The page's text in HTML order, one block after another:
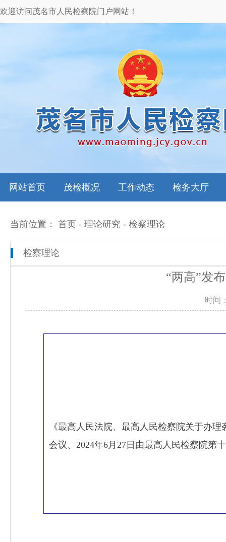
欢迎访问茂名市人民检察院门户网站！
网站首页 茂检概况
本院领导
联系方式
工作动态
图片新闻
检务大厅
预决算公开
公益诉讼
当前位置： 首页 - 理论研究 - 检察理论
检察理论
“两高”发
时间
《最高人民法院、最高人民检察院关于办
会议、2024年6月27日由最高人民检察院第